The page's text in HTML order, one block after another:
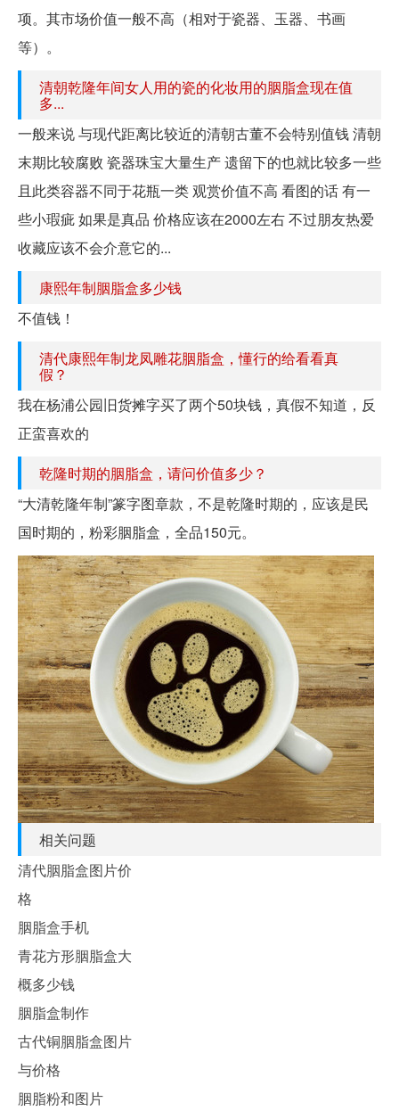
项。其市场价值一般不高（相对于瓷器、玉器、书画
等）。
清朝乾隆年间女人用的瓷的化妆用的胭脂盒现在值
多...
一般来说 与现代距离比较近的清朝古董不会特别值钱 清朝
末期比较腐败 瓷器珠宝大量生产 遗留下的也就比较多一些
且此类容器不同于花瓶一类 观赏价值不高 看图的话 有一
些小瑕疵 如果是真品 价格应该在2000左右 不过朋友热爱
收藏应该不会介意它的...
康熙年制胭脂盒多少钱
不值钱！
清代康熙年制龙凤雕花胭脂盒，懂行的给看看真
假？
我在杨浦公园旧货摊字买了两个50块钱，真假不知道，反
正蛮喜欢的
乾隆时期的胭脂盒，请问价值多少？
“大清乾隆年制”篆字图章款，不是乾隆时期的，应该是民
国时期的，粉彩胭脂盒，全品150元。
相关问题
清代胭脂盒图片价
格
胭脂盒手机
青花方形胭脂盒大
概多少钱
胭脂盒制作
古代铜胭脂盒图片
与价格
胭脂粉和图片